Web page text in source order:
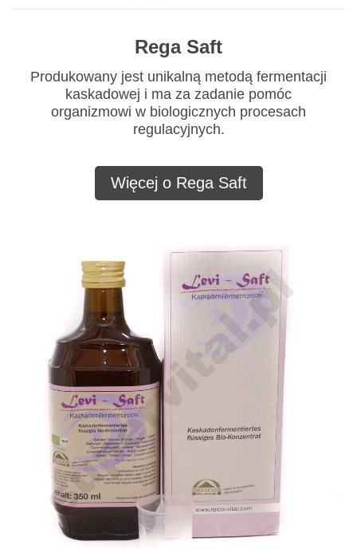
Rega Saft
Produkowany jest unikalną metodą fermentacji
kaskadowej i ma za zadanie pomóc
organizmowi w biologicznych procesach
regulacyjnych.
Więcej o Rega Saft